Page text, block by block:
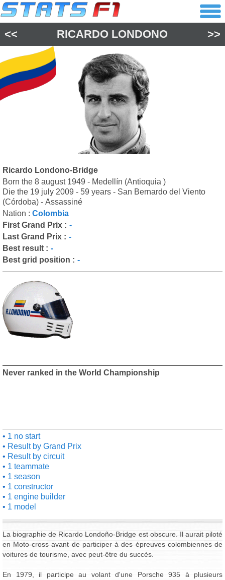
<< RICARDO LONDONO >>
Ricardo Londono-Bridge
Born the 8 august 1949 - Medellín (Antioquia )
Die the 19 july 2009 - 59 years - San Bernardo del Viento
(Córdoba) - Assassiné
Nation : Colombia
First Grand Prix : -
Last Grand Prix : -
Best result : -
Best grid position : -
Never ranked in the World Championship
1 no start
Result by Grand Prix
Result by circuit
1 teammate
1 season
1 constructor
1 engine builder
1 model
La biographie de Ricardo Londoño-Bridge est obscure. Il aurait piloté
en Moto-cross avant de participer à des épreuves colombiennes de
voitures de tourisme, avec peut-être du succès.
En 1979, il participe au volant d'une Porsche 935 à plusieurs